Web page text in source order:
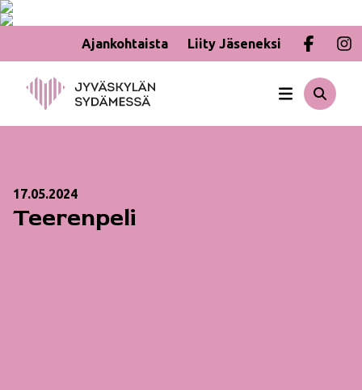
Ajankohtaista
Liity Jäseneksi
sisältöön
17.05.2024
Teerenpeli